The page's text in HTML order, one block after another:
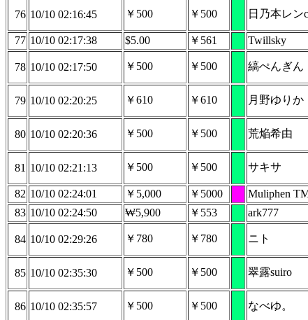
76 10/10 02:16:45 ￥500 ￥500 日乃本レン
77 10/10 02:17:38 $5.00 ￥561 Twillsky
78 10/10 02:17:50 ￥500 ￥500 縞ぺんぎん
79 10/10 02:20:25 ￥610 ￥610 月野ゆりか
80 10/10 02:20:36 ￥500 ￥500 荒焔希由
81 10/10 02:21:13 ￥500 ￥500 サキサ
82 10/10 02:24:01 ￥5,000 ￥5000 Muliphen
83 10/10 02:24:50 ₩5,900 ￥553 ark777
84 10/10 02:29:26 ￥780 ￥780 ニト
85 10/10 02:35:30 ￥500 ￥500 翠露suiro
86 10/10 02:35:57 ￥500 ￥500 なべゆ。